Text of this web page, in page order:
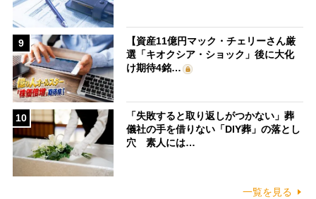
9
【資産11億円マック・チェリーさん厳
選「キオクシア・ショック」後に大化
け期待4銘…
10
「失敗すると取り返しがつかない」葬
儀社の手を借りない「DIY葬」の落とし
穴 素人には…
一覧を見る